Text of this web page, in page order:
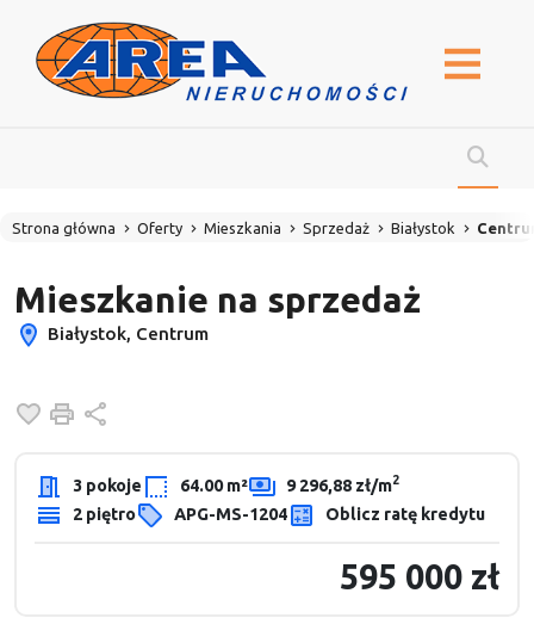
Strona główna Oferty Mieszkania Sprzedaż Białystok
Mieszkanie na sprzedaż
Białystok, Centrum
Dodaj do ulubionych
Drukuj
3 pokoje 64.00 m² 9 296,88 zł/m2
2 piętro APG-MS-1204 Oblicz ratę kredytu
595 000 zł